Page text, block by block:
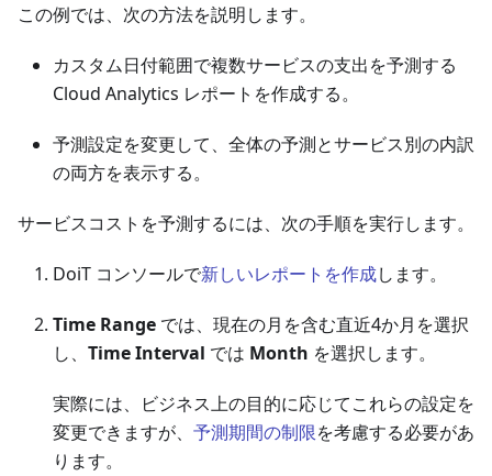
この例では、次の方法を説明します。
カスタム日付範囲で複数サービスの支出を予測する
Cloud Analytics レポートを作成する。
予測設定を変更して、全体の予測とサービス別の内訳
の両方を表示する。
サービスコストを予測するには、次の手順を実行します。
DoiT コンソールで新しいレポートを作成します。
Time Range では、現在の月を含む直近4か月を選択
し、 Time Interval では Month を選択します。
実際には、ビジネス上の目的に応じてこれらの設定を
変更できますが、 予測期間の制限を考慮する必要があ
ります。